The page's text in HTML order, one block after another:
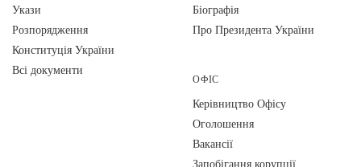
Укази
Розпорядження
Конституція України
Всі документи
Біографія
Про Президента України
ОФІС
Керівництво Офісу
Оголошення
Вакансії
Запобігання корупції